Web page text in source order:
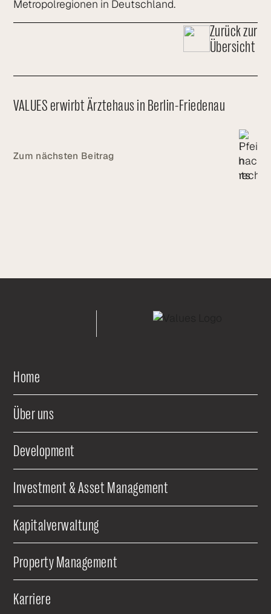
Metropolregionen in Deutschland.
Zurück zur
Übersicht
VALUES erwirbt Ärztehaus in Berlin-Friedenau
Zum nächsten Beitrag
Home
Über uns
Development
Investment & Asset Management
Kapitalverwaltung
Property Management
Karriere